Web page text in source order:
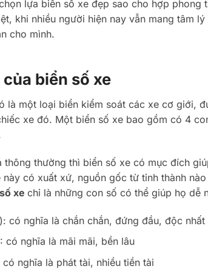
lựa biển số xe đẹp sao cho hợp
khi nhiều người hiện nay vẫn mang tâm
cho mình.
biển số xe
là một loại biển kiểm soát các xe cơ giới,
xe đó. Một biển số xe bao gồm có 4
thông thường thì biển số xe có mục đích
này có xuất xứ, nguồn gốc từ tỉnh thành
xe chỉ là những con số có thể giúp họ dễ
có nghĩa là chắn chắn, đứng đầu, độc nhất
có nghĩa là mãi mãi, bền lâu
có nghĩa là phát tài, nhiều tiền tài